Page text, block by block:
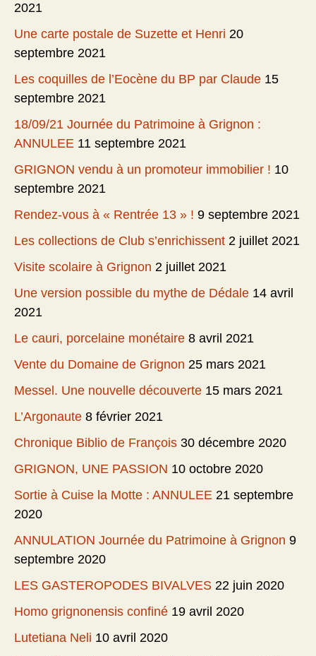
2021
Une carte postale de Suzette et Henri 20
septembre 2021
Les coquilles de l’Eocène du BP par Claude 15
septembre 2021
18/09/21 Journée du Patrimoine à Grignon :
ANNULEE 11 septembre 2021
GRIGNON vendu à un promoteur immobilier ! 10
septembre 2021
Rendez-vous à « Rentrée 13 » ! 9 septembre 2021
Les collections de Club s’enrichissent 2 juillet 2021
Visite scolaire à Grignon 2 juillet 2021
Une version possible du mythe de Dédale 14 avril
2021
Le cauri, porcelaine monétaire 8 avril 2021
Vente du Domaine de Grignon 25 mars 2021
Messel. Une nouvelle découverte 15 mars 2021
L’Argonaute 8 février 2021
Chronique Biblio de François 30 décembre 2020
GRIGNON, UNE PASSION 10 octobre 2020
Sortie à Cuise la Motte : ANNULEE 21 septembre
2020
ANNULATION Journée du Patrimoine à Grignon 9
septembre 2020
LES GASTEROPODES BIVALVES 22 juin 2020
Homo grignonensis confiné 19 avril 2020
Lutetiana Neli 10 avril 2020